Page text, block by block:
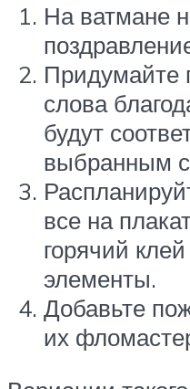
На ватмане
Придумайте
слова
будут
выбранным
все на
горячий
элементы.
Добавьте
их